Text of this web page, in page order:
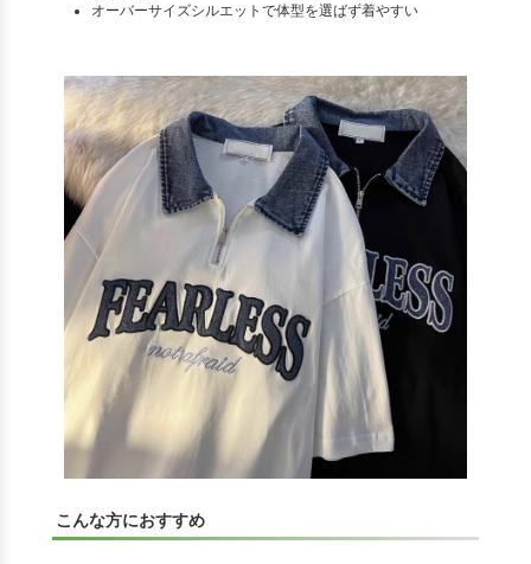
オーバーサイズシルエットで体型を選ばず着やすい
こんな方におすすめ